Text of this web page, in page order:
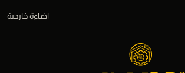
اضاءة خارجية